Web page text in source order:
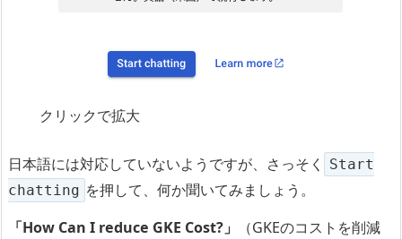
クリックで拡大
日本語には対応していないようですが、さっそく
Start
chatting を押して、何か聞いてみましょう。
「How Can I reduce GKE Cost?」
（GKEのコストを削減